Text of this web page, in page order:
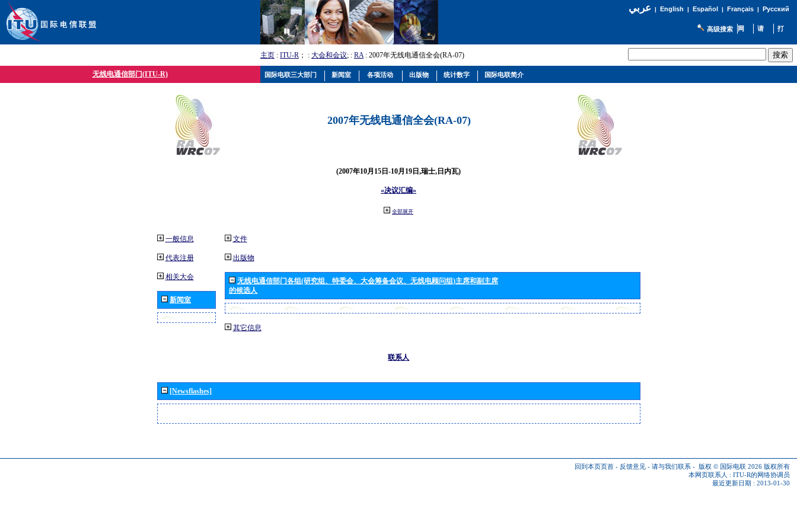
عربي| English | Español | Français| Русский
高级搜索
主页 : ITU-R ； : 大会和会议; : RA: 2007年无线电通信全会(RA-07)
无线电通信部门(ITU-R)
2007年无线电通信全会(RA-07)
(2007年10月15日-10月19日,瑞士,日内瓦)
«决议汇编»
全部展开
一般信息
代表注册
相关大会
新闻室
文件
出版物
无线电通信部门各组(研究组、特委会、大会筹备会议、无线电顾问组)主席和副主席
的候选人
其它信息
联系人
[Newsflashes]
回到本页页首 - 反馈意见 - 请与我们联系 - 版权 © 国际电联 2026 版权所有
本网页联系人 : ITU-R的网络协调员
最近更新日期 : 2013-01-30
国际电联三大部门 新闻室 各项活动 出版物 统计数字 国际电联简介